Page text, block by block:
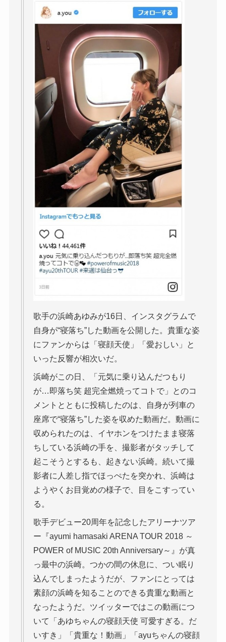
歌手の浜崎あゆみが16日、インスタグラムで
自身が“寝落ち”した動画を公開した。貴重な姿
にファンからは「寝顔天使」「愛おしい」と
いった反響が相次いだ。
浜崎がこの日、「元気に乗り込んだつもり
が…即落ち笑 超完全燃焼ってコトで」とのコ
メントとともに投稿したのは、自身が列車の
座席で“寝落ち”した姿を収めた動画だ。動画に
収められたのは、イヤホンをつけたまま寝落
ちしている浜崎の手を、撮影者がタッチして
起こそうとするも、起きない浜崎。続いて撮
影者に人差し指でほっぺたを突かれ、浜崎は
ようやくお目覚めの様子で、目をこすってい
る。
歌手デビュー20周年を記念したアリーナツア
ー『ayumi hamasaki ARENA TOUR 2018 ～
POWER of MUSIC 20th Anniversary～』が真
っ最中の浜崎。つかの間の休息に、つい眠り
込んでしまったようだが、ファンにとっては
素顔の浜崎を知ることのできる貴重な動画と
なったようだ。ツイッターではこの動画につ
いて「あゆちゃんの寝顔天使 可愛すぎる。だ
いすき」「貴重な！動画」「ayuちゃんの寝顔